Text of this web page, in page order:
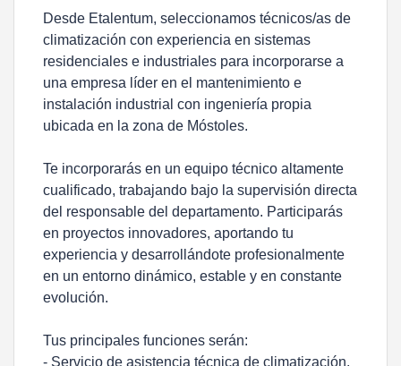
Desde Etalentum, seleccionamos técnicos/as de
climatización con experiencia en sistemas
residenciales e industriales para incorporarse a
una empresa líder en el mantenimiento e
instalación industrial con ingeniería propia
ubicada en la zona de Móstoles.
Te incorporarás en un equipo técnico altamente
cualificado, trabajando bajo la supervisión directa
del responsable del departamento. Participarás
en proyectos innovadores, aportando tu
experiencia y desarrollándote profesionalmente
en un entorno dinámico, estable y en constante
evolución.
Tus principales funciones serán:
- Servicio de asistencia técnica de climatización.